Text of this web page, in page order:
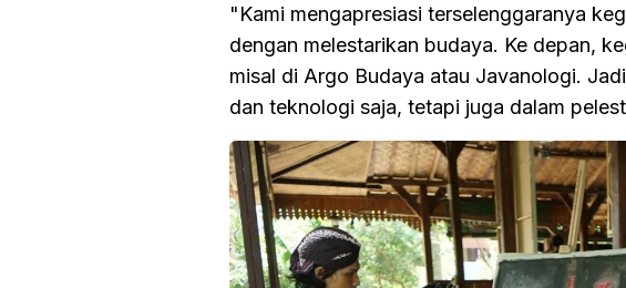
"Kami mengapresiasi terselenggaranya
dengan melestarikan budaya. Ke depan,
misal di Argo Budaya atau Javanologi.
dan teknologi saja, tetapi juga dalam